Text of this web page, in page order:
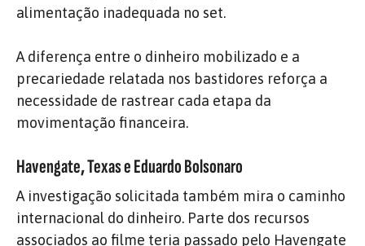
alimentação inadequada no set.
A diferença entre o dinheiro mobilizado e a
precariedade relatada nos bastidores reforça a
necessidade de rastrear cada etapa da
movimentação financeira.
Havengate, Texas e Eduardo Bolsonaro
A investigação solicitada também mira o caminho
internacional do dinheiro. Parte dos recursos
associados ao filme teria passado pelo Havengate